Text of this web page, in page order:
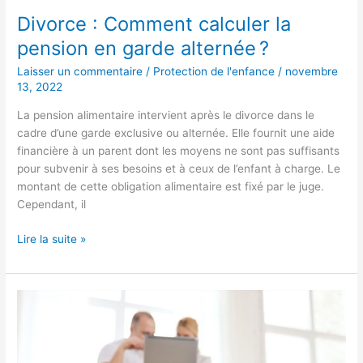
Divorce : Comment calculer la
pension en garde alternée ?
Laisser un commentaire / Protection de l'enfance / novembre
13, 2022
La pension alimentaire intervient après le divorce dans le
cadre d’une garde exclusive ou alternée. Elle fournit une aide
financière à un parent dont les moyens ne sont pas suffisants
pour subvenir à ses besoins et à ceux de l’enfant à charge. Le
montant de cette obligation alimentaire est fixé par le juge.
Cependant, il
Lire la suite »